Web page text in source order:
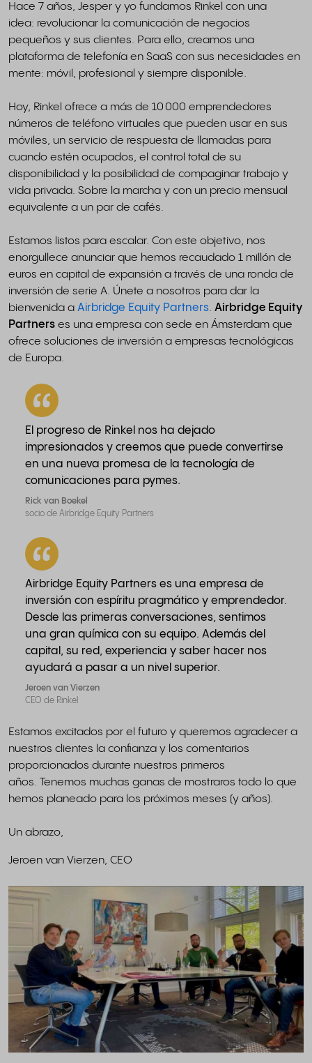
Hace 7 años, Jesper y yo fundamos Rinkel con una
idea: revolucionar la comunicación de negocios
pequeños y sus clientes. Para ello, creamos una
plataforma de telefonía en SaaS con sus necesidades en
mente: móvil, profesional y siempre disponible.
Hoy, Rinkel ofrece a más de 10 000 emprendedores
números de teléfono virtuales que pueden usar en sus
móviles, un servicio de respuesta de llamadas para
cuando estén ocupados, el control total de su
disponibilidad y la posibilidad de compaginar trabajo y
vida privada. Sobre la marcha y con un precio mensual
equivalente a un par de cafés.
Estamos listos para escalar. Con este objetivo, nos
enorgullece anunciar que hemos recaudado 1 millón de
euros en capital de expansión a través de una ronda de
inversión de serie A. Únete a nosotros para dar la
bienvenida a Airbridge Equity Partners. Airbridge Equity
Partners es una empresa con sede en Ámsterdam que
ofrece soluciones de inversión a empresas tecnológicas
de Europa.
El progreso de Rinkel nos ha dejado
impresionados y creemos que puede convertirse
en una nueva promesa de la tecnología de
comunicaciones para pymes.
Rick van Boekel
socio de Airbridge Equity Partners
Airbridge Equity Partners es una empresa de
inversión con espíritu pragmático y emprendedor.
Desde las primeras conversaciones, sentimos
una gran química con su equipo. Además del
capital, su red, experiencia y saber hacer nos
ayudará a pasar a un nivel superior.
Jeroen van Vierzen
CEO de Rinkel
Estamos excitados por el futuro y queremos agradecer a
nuestros clientes la confianza y los comentarios
proporcionados durante nuestros primeros
años. Tenemos muchas ganas de mostraros todo lo que
hemos planeado para los próximos meses (y años).
Un abrazo,
Jeroen van Vierzen, CEO